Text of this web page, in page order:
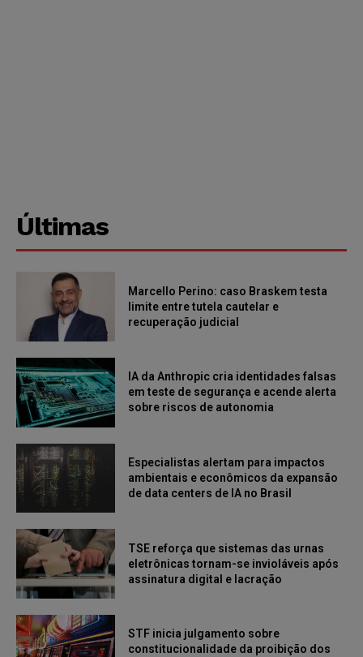
Últimas
Marcello Perino: caso Braskem testa
limite entre tutela cautelar e
recuperação judicial
IA da Anthropic cria identidades falsas
em teste de segurança e acende alerta
sobre riscos de autonomia
Especialistas alertam para impactos
ambientais e econômicos da expansão
de data centers de IA no Brasil
TSE reforça que sistemas das urnas
eletrônicas tornam-se invioláveis após
assinatura digital e lacração
STF inicia julgamento sobre
constitucionalidade da proibição dos